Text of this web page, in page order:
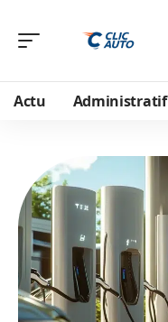
Actu Administratif